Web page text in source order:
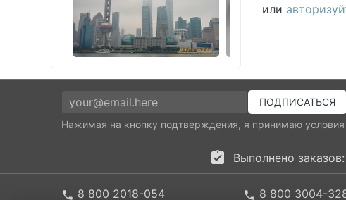
или
Нажимая на кнопку подтверждения, я принимаю условия
Выполнено
8 800 2018-054 8 800 3004-